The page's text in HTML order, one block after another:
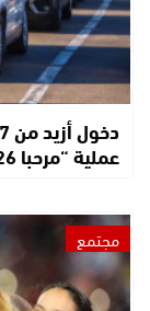
عملية “مرحبا 2026”
مجتمع